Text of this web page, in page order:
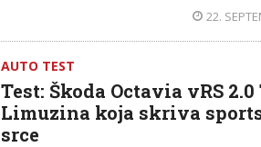
22.
AUTO TEST
Test: Škoda Octavia vRS 2.0
Limuzina koja skriva
srce